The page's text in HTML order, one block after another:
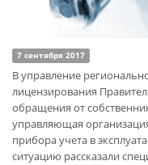
7 сентября 2017
В управление
лицензирования
обращения от
управляющая
прибора учета в
ситуацию рассказали